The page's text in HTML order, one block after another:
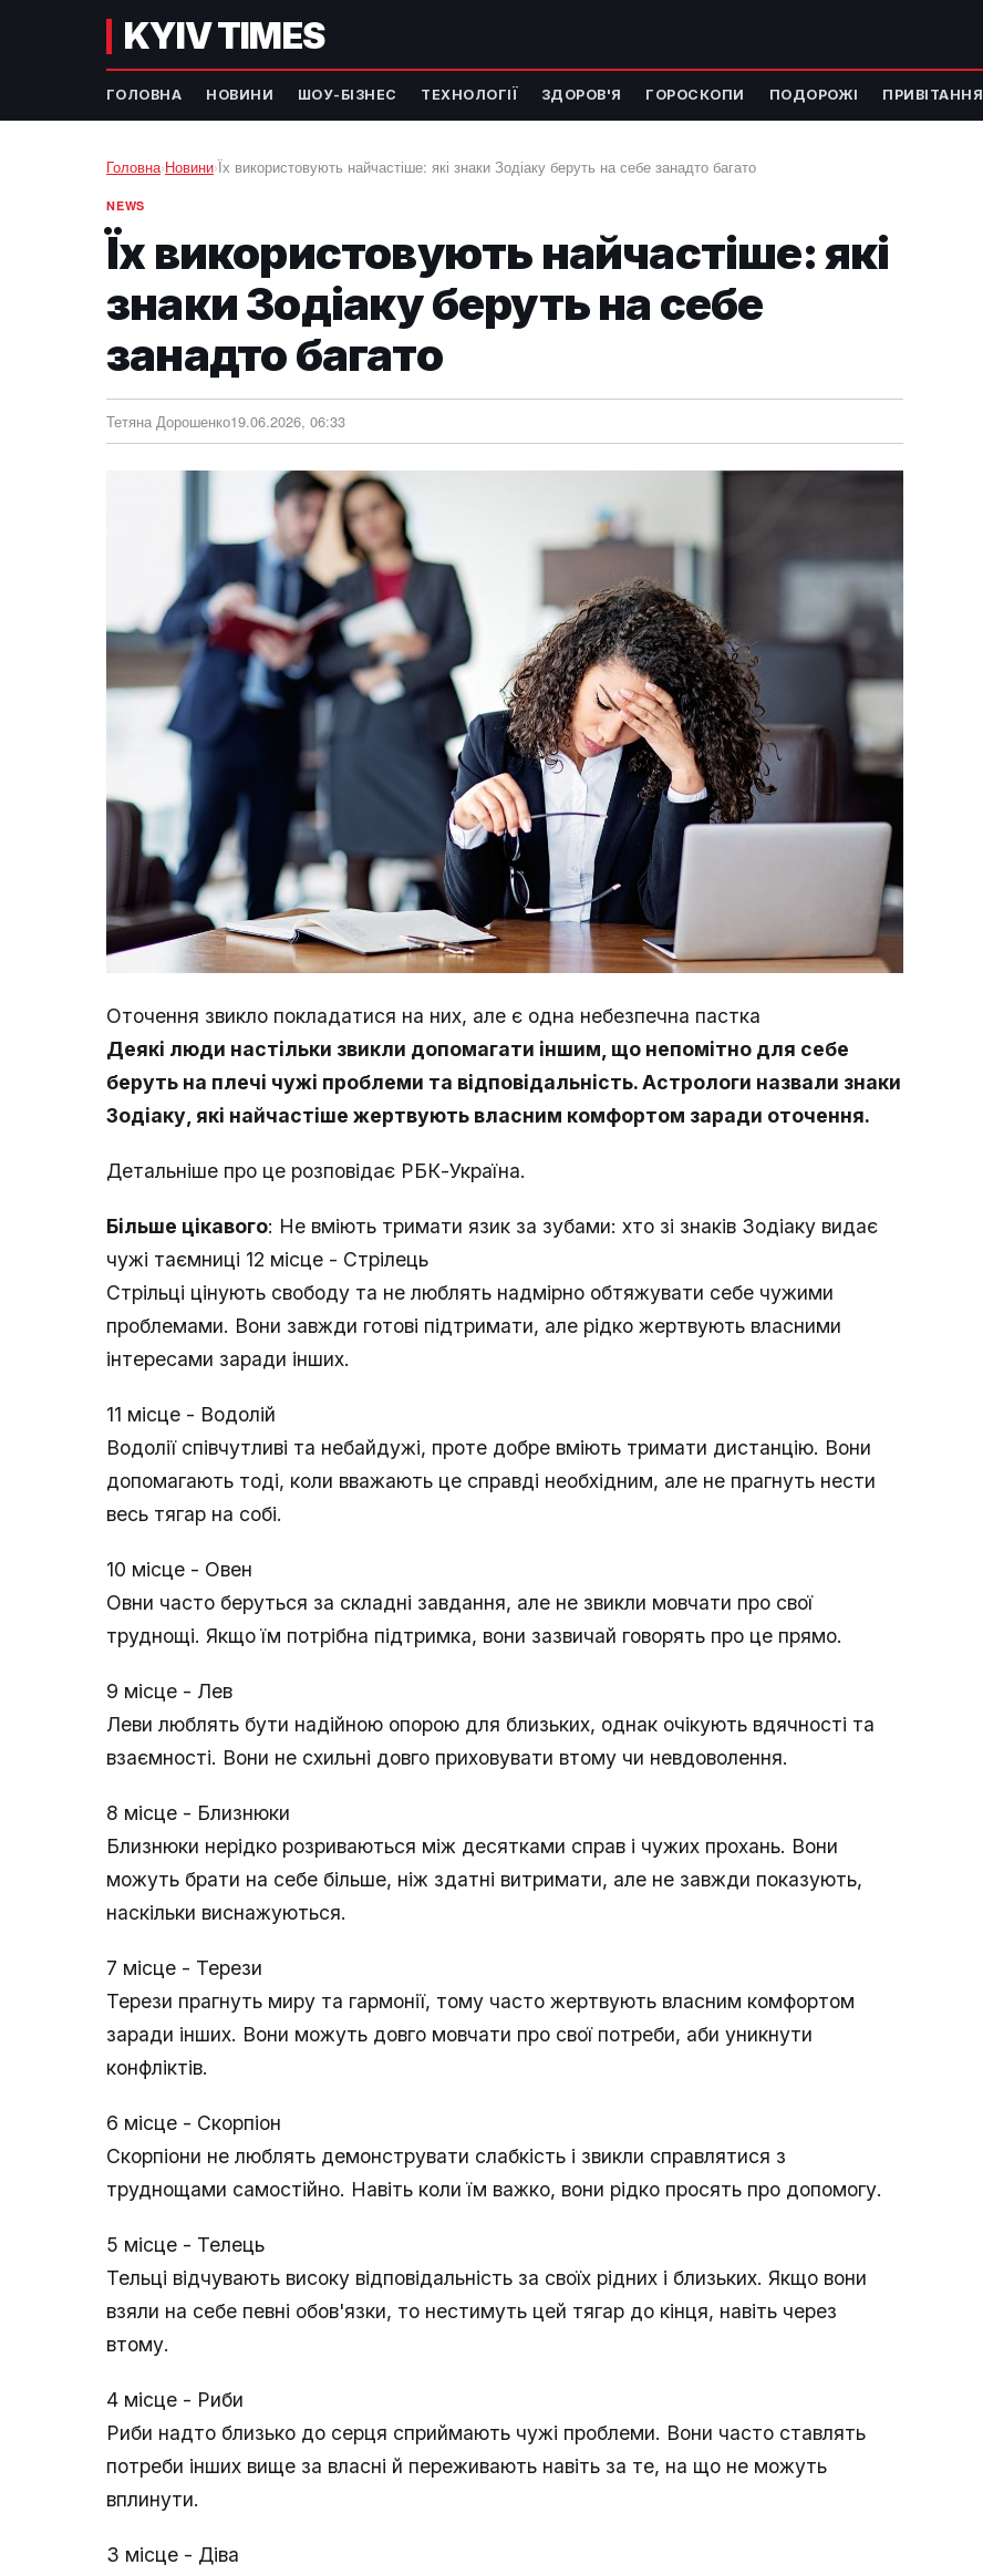
KYIV TIMES
ГОЛОВНА НОВИНИ ШОУ-БІЗНЕС ТЕХНОЛОГІЇ ЗДОРОВ'Я ГОРОСКОПИ ПОДОРОЖІ ПРИВІТАННЯ
Головна›Новини›Їх використовують найчастіше: які знаки Зодіаку беруть на себе занадто багато
NEWS
Їх використовують найчастіше: які
знаки Зодіаку беруть на себе
занадто багато
Тетяна Дорошенко19.06.2026, 06:33
Оточення звикло покладатися на них, але є одна небезпечна пастка
Деякі люди настільки звикли допомагати іншим, що непомітно для себе
беруть на плечі чужі проблеми та відповідальність. Астрологи назвали знаки
Зодіаку, які найчастіше жертвують власним комфортом заради оточення.
Детальніше про це розповідає РБК-Україна.
Більше цікавого: Не вміють тримати язик за зубами: хто зі знаків Зодіаку видає
чужі таємниці 12 місце - Стрілець
Стрільці цінують свободу та не люблять надмірно обтяжувати себе чужими
проблемами. Вони завжди готові підтримати, але рідко жертвують власними
інтересами заради інших.
11 місце - Водолій
Водолії співчутливі та небайдужі, проте добре вміють тримати дистанцію. Вони
допомагають тоді, коли вважають це справді необхідним, але не прагнуть нести
весь тягар на собі.
10 місце - Овен
Овни часто беруться за складні завдання, але не звикли мовчати про свої
труднощі. Якщо їм потрібна підтримка, вони зазвичай говорять про це прямо.
9 місце - Лев
Леви люблять бути надійною опорою для близьких, однак очікують вдячності та
взаємності. Вони не схильні довго приховувати втому чи невдоволення.
8 місце - Близнюки
Близнюки нерідко розриваються між десятками справ і чужих прохань. Вони
можуть брати на себе більше, ніж здатні витримати, але не завжди показують,
наскільки виснажуються.
7 місце - Терези
Терези прагнуть миру та гармонії, тому часто жертвують власним комфортом
заради інших. Вони можуть довго мовчати про свої потреби, аби уникнути
конфліктів.
6 місце - Скорпіон
Скорпіони не люблять демонструвати слабкість і звикли справлятися з
труднощами самостійно. Навіть коли їм важко, вони рідко просять про допомогу.
5 місце - Телець
Тельці відчувають високу відповідальність за своїх рідних і близьких. Якщо вони
взяли на себе певні обов'язки, то нестимуть цей тягар до кінця, навіть через
втому.
4 місце - Риби
Риби надто близько до серця сприймають чужі проблеми. Вони часто ставлять
потреби інших вище за власні й переживають навіть за те, на що не можуть
вплинути.
3 місце - Діва